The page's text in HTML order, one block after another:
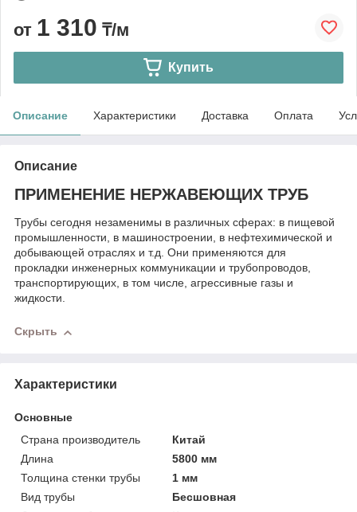
от 1 310 ₸/м
Купить
Описание Характеристики Доставка Оплата
Описание
ПРИМЕНЕНИЕ НЕРЖАВЕЮЩИХ ТРУБ
Трубы сегодня незаменимы в различных сферах: в пищевой
промышленности, в машиностроении, в нефтехимической и
добывающей отраслях и т.д. Они применяются для
прокладки инженерных коммуникации и трубопроводов,
транспортирующих, в том числе, агрессивные газы и
жидкости.
Скрыть
Характеристики
Основные
Страна производитель
Китай
Длина
5800 мм
Толщина стенки трубы
1 мм
Вид трубы
Бесшовная